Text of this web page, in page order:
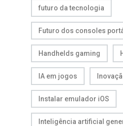
futuro da tecnologia
Futuro dos consoles
Handhelds gaming
IA em jogos
Instalar emulador iOS
Inteligência artificial